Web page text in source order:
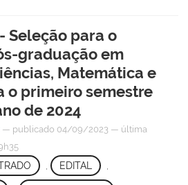
Seleção para o
graduação em
Matemática e
o primeiro semestre
de 2024
— publicado 04/09/2023 — última
EDITAL